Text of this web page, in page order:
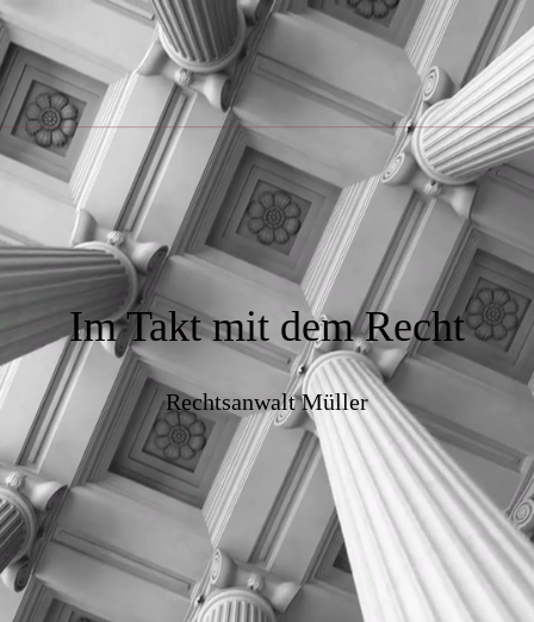
Im Takt mit dem Recht
Rechtsanwalt Müller